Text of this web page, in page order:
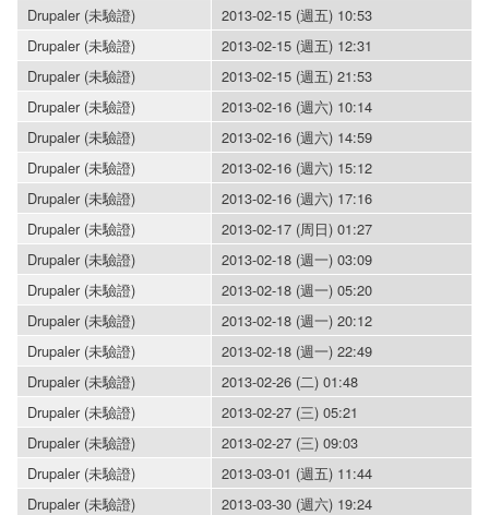
Drupaler (未驗證)
2013-02-15 (週五) 10:53
Drupaler (未驗證)
2013-02-15 (週五) 12:31
Drupaler (未驗證)
2013-02-15 (週五) 21:53
Drupaler (未驗證)
2013-02-16 (週六) 10:14
Drupaler (未驗證)
2013-02-16 (週六) 14:59
Drupaler (未驗證)
2013-02-16 (週六) 15:12
Drupaler (未驗證)
2013-02-16 (週六) 17:16
Drupaler (未驗證)
2013-02-17 (周日) 01:27
Drupaler (未驗證)
2013-02-18 (週一) 03:09
Drupaler (未驗證)
2013-02-18 (週一) 05:20
Drupaler (未驗證)
2013-02-18 (週一) 20:12
Drupaler (未驗證)
2013-02-18 (週一) 22:49
Drupaler (未驗證)
2013-02-26 (二) 01:48
Drupaler (未驗證)
2013-02-27 (三) 05:21
Drupaler (未驗證)
2013-02-27 (三) 09:03
Drupaler (未驗證)
2013-03-01 (週五) 11:44
Drupaler (未驗證)
2013-03-30 (週六) 19:24